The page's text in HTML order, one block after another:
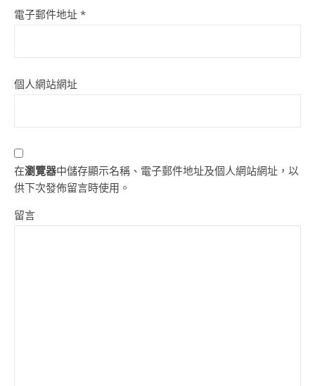
電子郵件地址 *
個人網站網址
在瀏覽器中儲存顯示名稱、電子郵件地址及個人網站網址，以
供下次發佈留言時使用。
留言